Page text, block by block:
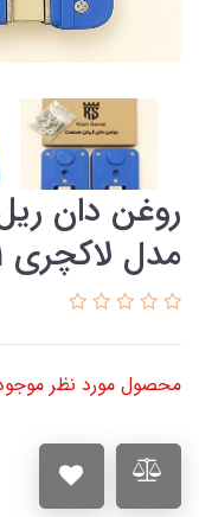
روغن دان
مدل لاکچری 01 مجموعه 2 عددی
محصول مورد نظر